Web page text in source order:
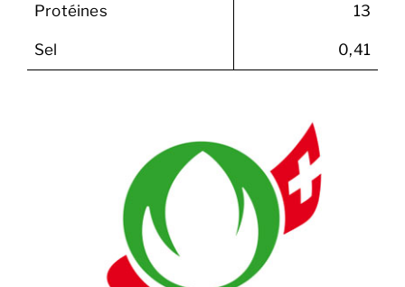
Protéines 13
Sel 0,41